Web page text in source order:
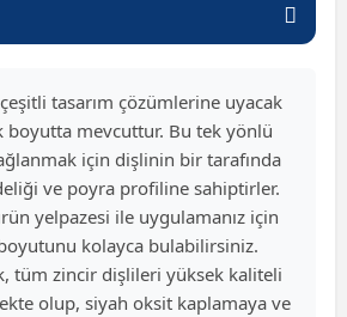
tasarım çözümlerine uyacak
boyutta mevcuttur. Bu tek yönlü
için dişlinin bir tarafında
ve poyra profiline sahiptirler.
yelpazesi ile uygulamanız için
kolayca bulabilirsiniz.
tüm zincir dişlileri yüksek kaliteli
olup, siyah oksit kaplamaya ve